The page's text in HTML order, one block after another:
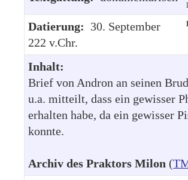
Datierung: 30. September
222 v.Chr.
Inhalt:
Brief von Andron an seinen
u.a. mitteilt, dass ein gewisser
erhalten habe, da ein gewisser
konnte.
Archiv des Praktors Milon (